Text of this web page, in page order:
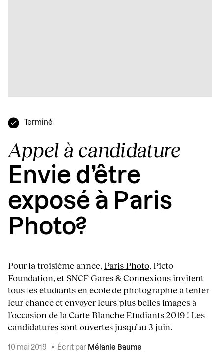
Terminé
Appel à candidature
Envie d’être
exposé à Paris
Photo?
Pour la troisième année, Paris Photo, Picto
Foundation, et SNCF Gares & Connexions invitent
tous lesétudiantsen école de photographie à tenter
leur chance et envoyer leurs plus belles images à
l’occasion de laCarte Blanche Etudiants 2019 ! Les
candidatures sont ouvertes jusqu’au 3 juin.
10 mai 2019 • Écrit par Mélanie Baume